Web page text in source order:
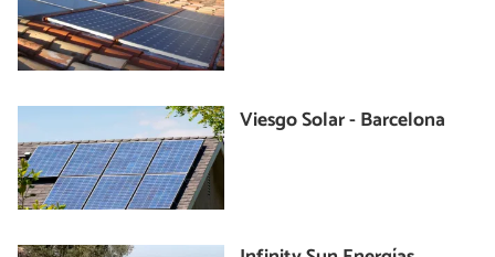
Viesgo Solar - Barcelona